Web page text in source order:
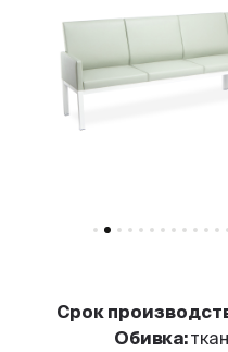
Cрок
Обивка: